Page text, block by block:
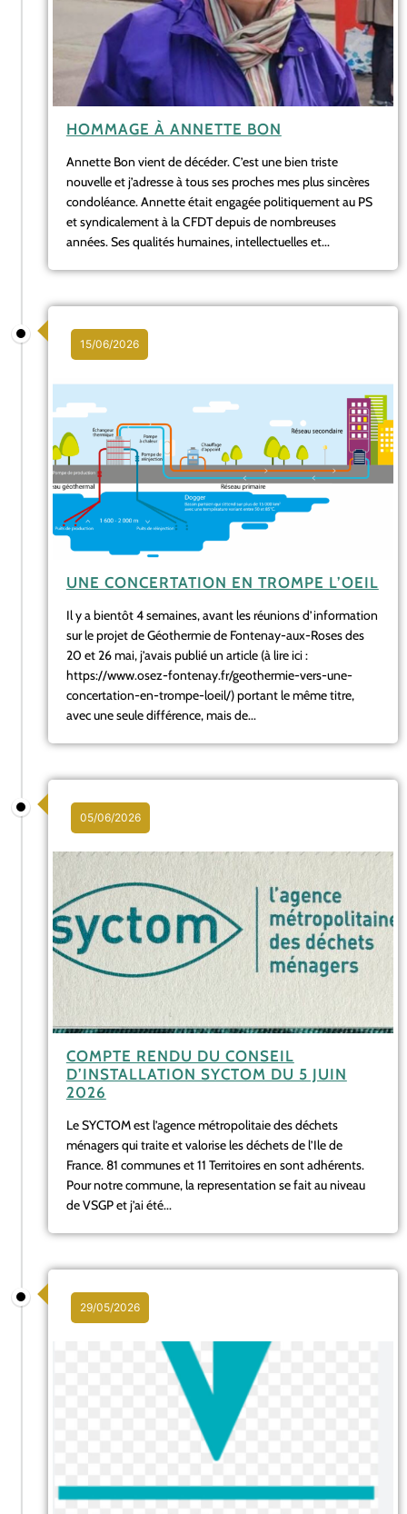
HOMMAGE À ANNETTE BON
Annette Bon vient de décéder. C’est une bien triste
nouvelle et j’adresse à tous ses proches mes plus sincères
condoléance. Annette était engagée politiquement au PS
et syndicalement à la CFDT depuis de nombreuses
années. Ses qualités humaines, intellectuelles et...
15/06/2026
UNE CONCERTATION EN TROMPE L’OEIL
Il y a bientôt 4 semaines, avant les réunions d’information
sur le projet de Géothermie de Fontenay-aux-Roses des
20 et 26 mai, j’avais publié un article (à lire ici :
https://www.osez-fontenay.fr/geothermie-vers-une-
concertation-en-trompe-loeil/) portant le même titre,
avec une seule différence, mais de...
05/06/2026
COMPTE RENDU DU CONSEIL
D’INSTALLATION SYCTOM DU 5 JUIN
2026
Le SYCTOM est l’agence métropolitaie des déchets
ménagers qui traite et valorise les déchets de l’Ile de
France. 81 communes et 11 Territoires en sont adhérents.
Pour notre commune, la representation se fait au niveau
de VSGP et j’ai été...
29/05/2026